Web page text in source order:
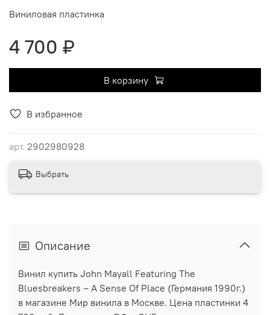
В избранное
арт. 2902980928
Виниловая пластинка
4 700 ₽
В корзину
Выбрать
Описание
Винил купить John Mayall Featuring The
Bluesbreakers ‎– A Sense Of Place (Германия 1990г.)
в магазине Мир винила в Москве. Цена пластинки 4